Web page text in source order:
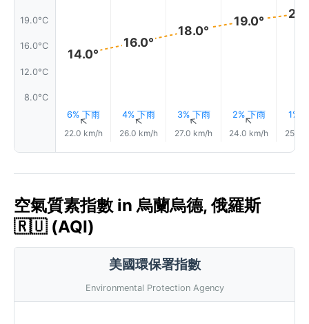
19.0°C
16.0°C
12.0°C
8.0°C
14.0°
6% 下雨
↑
22.0 km/h
16.0°
4% 下雨
↑
26.0 km/h
18.0°
3% 下雨
↑
27.0 km/h
19.0°
2% 下雨
↑
24.0 km/h
1%
25.0
空氣質素指數 in 烏蘭烏德, 俄羅斯
🇷🇺 (AQI)
美國環保署指數
Environmental Protection Agency